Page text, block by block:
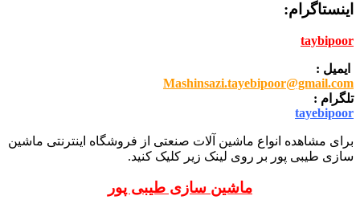
اینستاگرام:
taybipoor
ایمیل :
Mashinsazi.tayebipoor@gmail.com
تلگرام :
tayebipoor
برای مشاهده انواع ماشین آلات صنعتی از فروشگاه اینترنتی ماشین
سازی طیبی پور بر روی لینک زیر کلیک کنید.
ماشین سازی طیبی پور